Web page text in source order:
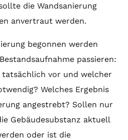
die Wandsanierung
anvertraut werden.
begonnen werden
passieren:
tatsächlich vor und welcher
Welches Ergebnis
angestrebt? Sollen nur
Gebäudesubstanz aktuell
oder ist die